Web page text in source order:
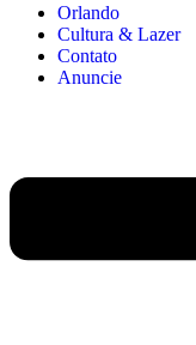
Orlando
Cultura & Lazer
Contato
Anuncie